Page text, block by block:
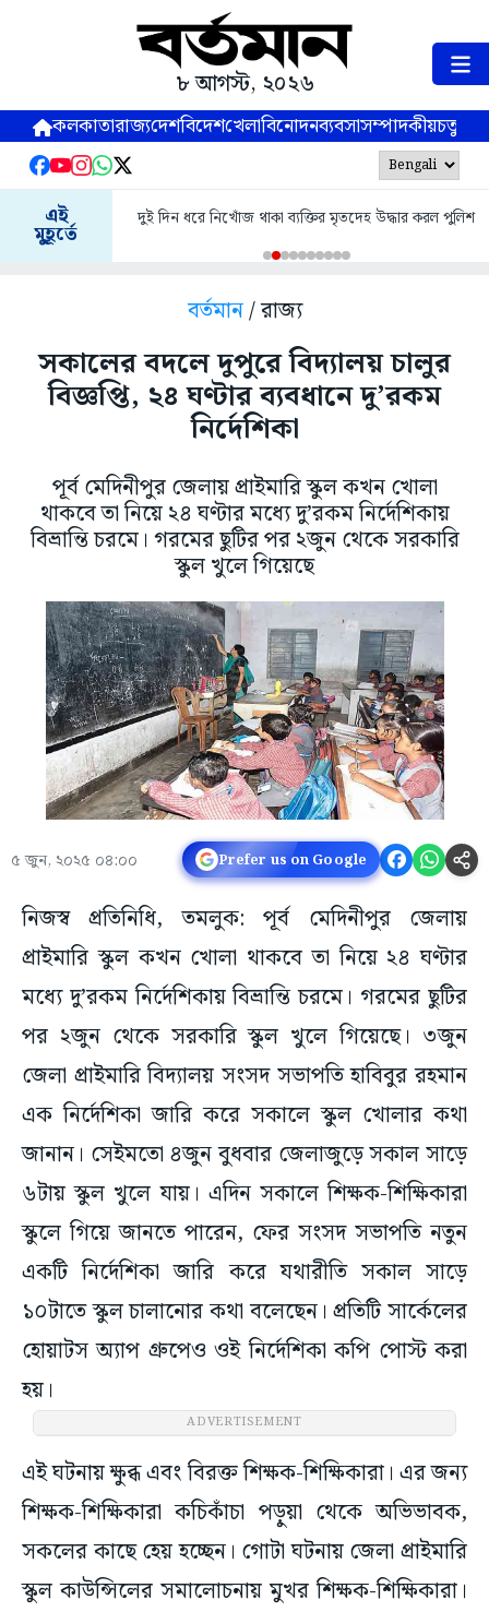
৮ আগস্ট, ২০২৬
কলকাতারাজ্যদেশবিদেশখেলাবিনোদনব্যবসাসম্পাদকীয়
এই
মুহূর্তে
দুই দিন ধরে নিখোঁজ থাকা ব্যক্তির মৃতদেহ উদ্ধার করল পুলিশ
বর্তমান/ রাজ্য
সকালের বদলে দুপুরে বিদ্যালয় চালুর
বিজ্ঞপ্তি, ২৪ ঘণ্টার ব্যবধানে দু’রকম
নির্দেশিকা
পূর্ব মেদিনীপুর জেলায় প্রাইমারি স্কুল কখন খোলা
থাকবে তা নিয়ে ২৪ ঘণ্টার মধ্যে দু’রকম নির্দেশিকায়
বিভ্রান্তি চরমে। গরমের ছুটির পর ২জুন থেকে সরকারি
স্কুল খুলে গিয়েছে
৫ জুন, ২০২৫ ০৪:০০ Prefer us on Google
নিজস্ব প্রতিনিধি, তমলুক: পূর্ব মেদিনীপুর জেলায়
প্রাইমারি স্কুল কখন খোলা থাকবে তা নিয়ে ২৪ ঘণ্টার
মধ্যে দু’রকম নির্দেশিকায় বিভ্রান্তি চরমে। গরমের ছুটির
পর ২জুন থেকে সরকারি স্কুল খুলে গিয়েছে। ৩জুন
জেলা প্রাইমারি বিদ্যালয় সংসদ সভাপতি হাবিবুর রহমান
এক নির্দেশিকা জারি করে সকালে স্কুল খোলার কথা
জানান। সেইমতো ৪জুন বুধবার জেলাজুড়ে সকাল সাড়ে
৬টায় স্কুল খুলে যায়। এদিন সকালে শিক্ষক-শিক্ষিকারা
স্কুলে গিয়ে জানতে পারেন, ফের সংসদ সভাপতি নতুন
একটি নির্দেশিকা জারি করে যথারীতি সকাল সাড়ে
১০টাতে স্কুল চালানোর কথা বলেছেন। প্রতিটি সার্কেলের
হোয়াটস অ্যাপ গ্রুপেও ওই নির্দেশিকা কপি পোস্ট করা
হয়।
ADVERTISEMENT
এই ঘটনায় ক্ষুব্ধ এবং বিরক্ত শিক্ষক-শিক্ষিকারা। এর জন্য
শিক্ষক-শিক্ষিকারা কচিকাঁচা পড়ুয়া থেকে অভিভাবক,
সকলের কাছে হেয় হচ্ছেন। গোটা ঘটনায় জেলা প্রাইমারি
স্কুল কাউন্সিলের সমালোচনায় মুখর শিক্ষক-শিক্ষিকারা।